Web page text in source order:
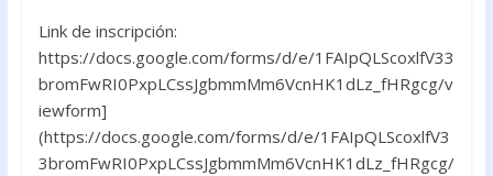
Link de inscripción:
https://docs.google.com/forms/d/e/1FAIpQLScoxlfV33
bromFwRI0PxpLCssJgbmmMm6VcnHK1dLz_fHRgcg/v
iewform]
(https://docs.google.com/forms/d/e/1FAIpQLScoxlfV3
3bromFwRI0PxpLCssJgbmmMm6VcnHK1dLz_fHRgcg/